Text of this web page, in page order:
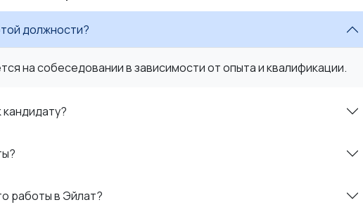
должности?
на собеседовании в зависимости от опыта и квалификации.
работы в Эйлат?